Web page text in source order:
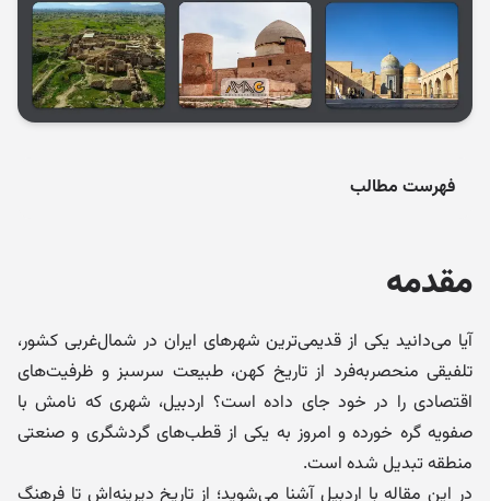
فهرست مطالب
مقدمه
آیا می‌دانید یکی از قدیمی‌ترین شهرهای ایران در شمال‌غربی کشور،
تلفیقی منحصربه‌فرد از تاریخ کهن، طبیعت سرسبز و ظرفیت‌های
اقتصادی را در خود جای داده است؟ اردبیل، شهری که نامش با
صفویه گره خورده و امروز به یکی از قطب‌های گردشگری و صنعتی
منطقه تبدیل شده است.
در این مقاله با اردبیل آشنا می‌شوید؛ از تاریخ دیرینه‌اش تا فرهنگ